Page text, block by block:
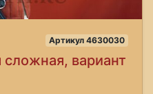
Артикул 4630030
вариант